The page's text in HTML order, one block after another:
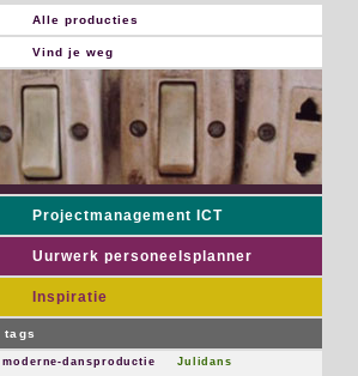
Alle producties
Vind je weg
Projectmanagement ICT
Uurwerk personeelsplanner
Inspiratie
tags
moderne-dansproductie
Julidans